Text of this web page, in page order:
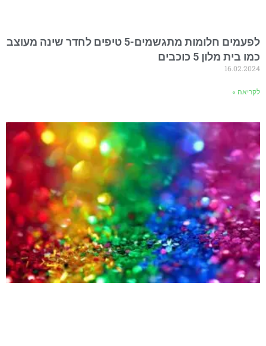
לפעמים חלומות מתגשמים-5 טיפים לחדר שינה מעוצב
כמו בית מלון 5 כוכבים
16.02.2024
לקריאה »